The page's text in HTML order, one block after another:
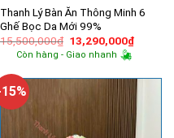
Thanh Lý Bàn Ăn Thông Minh 6
Ghế Bọc Da Mới 99%
15,500,000₫ Giá
gốc
là:
13,290,000₫Giá
hiện
Còn hàng - Giao nhanh